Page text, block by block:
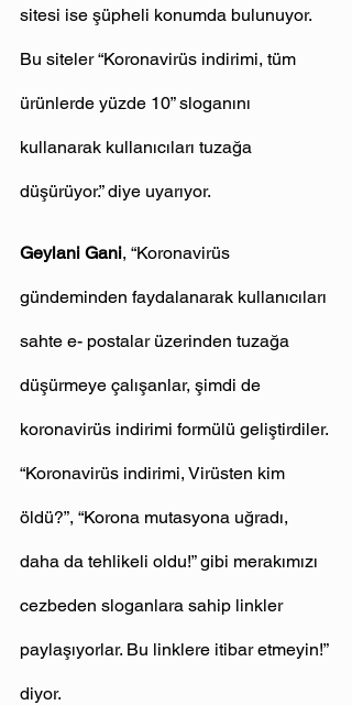
sitesi ise şüpheli konumda bulunuyor.
Bu siteler “Koronavirüs indirimi, tüm
ürünlerde yüzde 10” sloganını
kullanarak kullanıcıları tuzağa
düşürüyor.” diye uyarıyor.
Geylani Gani, “Koronavirüs
gündeminden faydalanarak kullanıcıları
sahte e- postalar üzerinden tuzağa
düşürmeye çalışanlar, şimdi de
koronavirüs indirimi formülü geliştirdiler.
“Koronavirüs indirimi, Virüsten kim
öldü?”, “Korona mutasyona uğradı,
daha da tehlikeli oldu!” gibi merakımızı
cezbeden sloganlara sahip linkler
paylaşıyorlar. Bu linklere itibar etmeyin!”
diyor.